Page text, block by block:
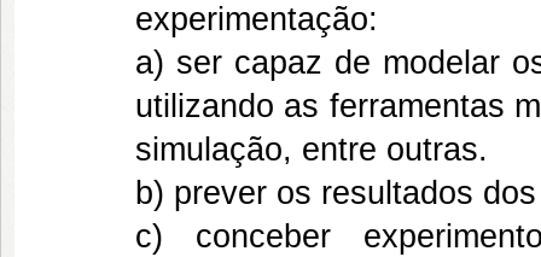
experimentação:
a) ser capaz de modelar
utilizando as ferramentas
simulação, entre outras.
b) prever os resultados
c) conceber